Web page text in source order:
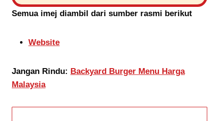
Semua imej diambil dari sumber rasmi berikut
Website
Jangan Rindu: Backyard Burger Menu Harga
Malaysia